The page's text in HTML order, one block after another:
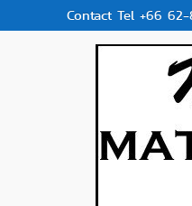
Contact Tel +66